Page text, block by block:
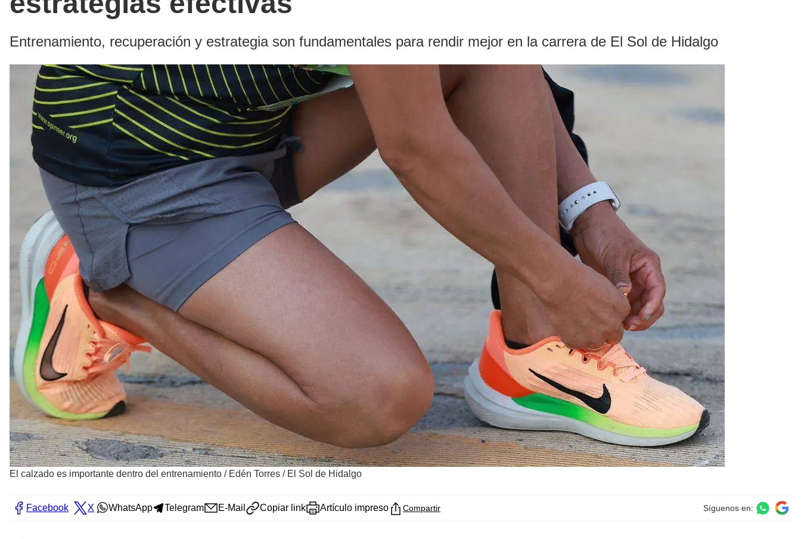
Entrenamiento, recuperación y estrategia son fundamentales para rendir mejor en la carrera de El Sol de Hidalgo
El calzado es importante dentro del entrenamiento / Edén Torres / El Sol de Hidalgo
Facebook X WhatsApp Telegram E-Mail Copiar link Artículo impreso Compartir Síguenos en: